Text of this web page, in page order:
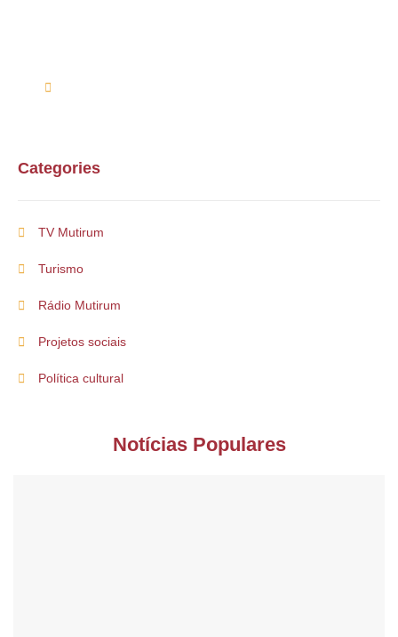
Categories
TV Mutirum
Turismo
Rádio Mutirum
Projetos sociais
Política cultural
Notícias Populares